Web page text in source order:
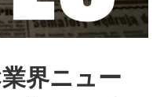
業界ニュー